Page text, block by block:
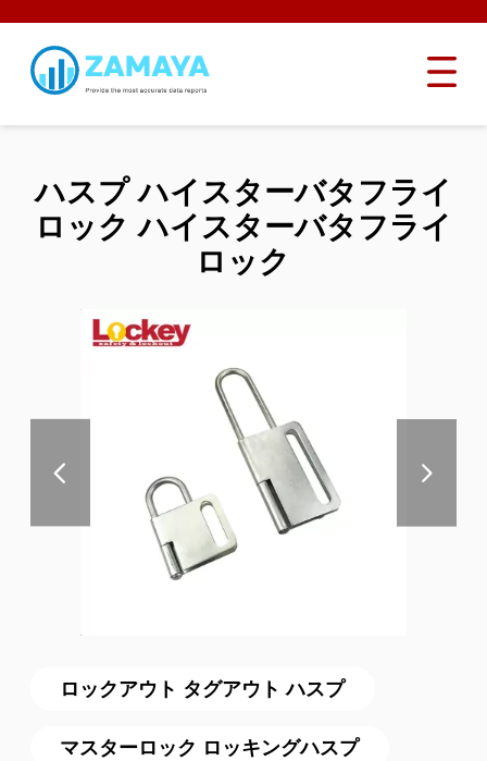
ロックアウト タグアウト ハスプ
マスターロック ロッキングハスプ
ハスプ ハイスターバタフライ
ロック ハイスターバタフライ
ロック